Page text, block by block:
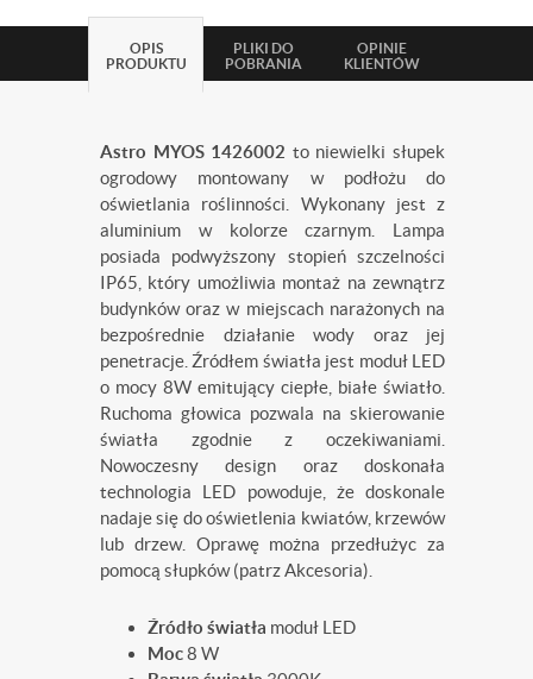
OPIS
PRODUKTU
PLIKI DO
POBRANIA
OPINIE
KLIENTÓW
Astro MYOS 1426002 to niewielki słupek
ogrodowy montowany w podłożu do
oświetlania roślinności. Wykonany jest z
aluminium w kolorze czarnym. Lampa
posiada podwyższony stopień szczelności
IP65, który umożliwia montaż na zewnątrz
budynków oraz w miejscach narażonych na
bezpośrednie działanie wody oraz jej
penetracje. Źródłem światła jest moduł LED
o mocy 8W emitujący ciepłe, białe światło.
Ruchoma głowica pozwala na skierowanie
światła zgodnie z oczekiwaniami.
Nowoczesny design oraz doskonała
technologia LED powoduje, że doskonale
nadaje się do oświetlenia kwiatów, krzewów
lub drzew. Oprawę można przedłużyc za
pomocą słupków (patrz Akcesoria).
Źródło światła moduł LED
Moc8 W